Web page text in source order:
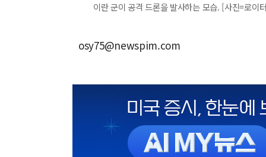
이란 군이 공격 드론을 발사하는 모습. [사진=로이
osy75@newspim.com